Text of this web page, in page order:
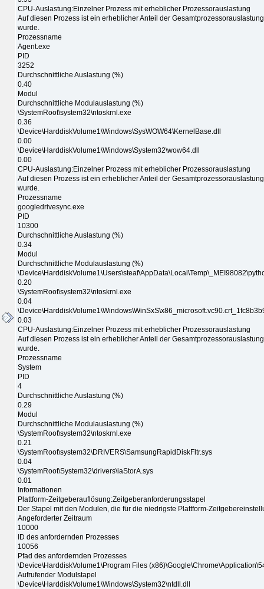
CPU-Auslastung:Einzelner Prozess mit erheblicher Prozessorauslastung
Auf diesen Prozess ist ein erheblicher Anteil der
wurde.
Prozessname
Agent.exe
PID
3252
Durchschnittliche Auslastung (%)
0.40
Modul
Durchschnittliche Modulauslastung (%)
\SystemRoot\system32\ntoskrnl.exe
0.36
\Device\HarddiskVolume1\Windows\SysWOW64\KernelBase.dll
0.00
\Device\HarddiskVolume1\Windows\System32\wow64.dll
0.00
CPU-Auslastung:Einzelner Prozess mit erheblicher Prozessorauslastung
Auf diesen Prozess ist ein erheblicher Anteil der
wurde.
Prozessname
googledrivesync.exe
PID
10300
Durchschnittliche Auslastung (%)
0.34
Modul
Durchschnittliche Modulauslastung (%)
0.20
\SystemRoot\system32\ntoskrnl.exe
0.04
0.03
CPU-Auslastung:Einzelner Prozess mit erheblicher Prozessorauslastung
Auf diesen Prozess ist ein erheblicher Anteil der
wurde.
Prozessname
System
PID
4
Durchschnittliche Auslastung (%)
0.29
Modul
Durchschnittliche Modulauslastung (%)
\SystemRoot\system32\ntoskrnl.exe
0.21
\SystemRoot\system32\DRIVERS\SamsungRapidDiskFltr.sys
0.04
\SystemRoot\System32\drivers\iaStorA.sys
0.01
Informationen
Plattform-Zeitgeberauflösung:Zeitgeberanforderungsstapel
Der Stapel mit den Modulen, die für die niedrigste Plattform-
Angeforderter Zeitraum
10000
ID des anfordernden Prozesses
10056
Pfad des anfordernden Prozesses
\Device\HarddiskVolume1\Program Files
Aufrufender Modulstapel
\Device\HarddiskVolume1\Windows\System32\ntdll.dll